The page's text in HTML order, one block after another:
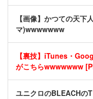
【画像】かつての天下
マ)wwwwwww
【裏技】iTunes・
がこちらwwwwwww
ユニクロのBLEACHの